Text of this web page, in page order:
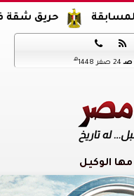
حريق شقة في الدرب


24 صفر 1448 هـ
مها الوكيل